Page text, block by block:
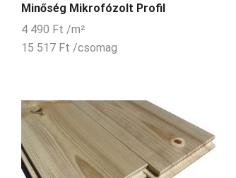
Minőség Mikrofózolt Profil
4 490 Ft /m²
15 517 Ft /csomag